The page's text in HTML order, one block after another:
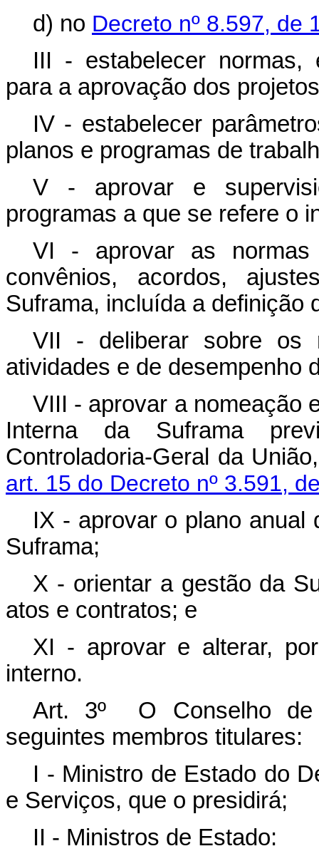
d) no Decreto nº 8.597, de
III - estabelecer normas,
para a aprovação dos
IV - estabelecer
planos e programas de
V - aprovar e
programas a que se refere o
VI - aprovar as normas
convênios, acordos,
Suframa, incluída a definição
VII - deliberar sobre os
atividades e de desempenho
VIII - aprovar a nomeação
Interna da Suframa
Controladoria-Geral da
art. 15 do Decreto nº 3.591,
IX - aprovar o plano anual
Suframa;
X - orientar a gestão da
atos e contratos; e
XI - aprovar e alterar,
interno.
Art. 3º O Conselho de
seguintes membros titulares:
I - Ministro de Estado do
e Serviços, que o presidirá;
II - Ministros de Estado: